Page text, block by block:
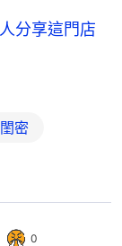
分享這門店
閨密
0